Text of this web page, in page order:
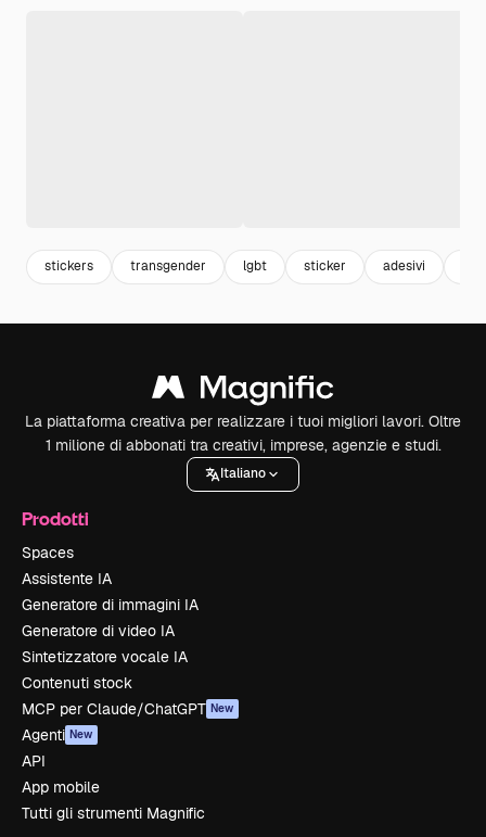
stickers transgender lgbt sticker adesivi
La piattaforma creativa per realizzare i tuoi migliori lavori. Oltre
1 milione di abbonati tra creativi, imprese, agenzie e studi.
Italiano
Prodotti
Spaces
Assistente IA
Generatore di immagini IA
Generatore di video IA
Sintetizzatore vocale IA
Contenuti stock
MCP per Claude/ChatGPT New
Agenti New
API
App mobile
Tutti gli strumenti Magnific